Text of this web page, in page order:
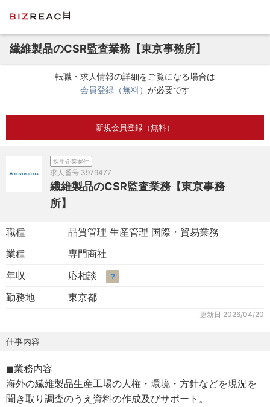
繊維製品のCSR監査業務【東京事務所】
転職・求人情報の詳細をご覧になる場合は
会員登録（無料） が必要です
新規会員登録（無料）
採用企業案件
求人番号 3979477
繊維製品のCSR監査業務【東京事務
所】
職種
品質管理 生産管理 国際・貿易業務
業種
専門商社
年収
応相談 ？
勤務地 東京都
更新日 2026/04/20
仕事内容
◼︎業務内容
海外の繊維製品生産工場の人権・環境・方針などを現況を
聞き取り調査のうえ資料の作成及びサポート。